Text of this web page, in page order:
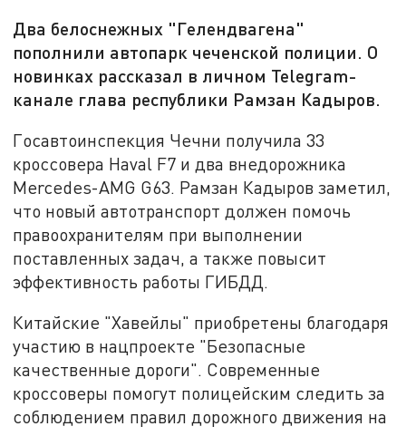
Два белоснежных "Гелендвагена"
пополнили автопарк чеченской полиции. О
новинках рассказал в личном Telegram-
канале глава республики Рамзан Кадыров.
Госавтоинспекция Чечни получила 33
кроссовера Haval F7 и два внедорожника
Mercedes-AMG G63. Рамзан Кадыров заметил,
что новый автотранспорт должен помочь
правоохранителям при выполнении
поставленных задач, а также повысит
эффективность работы ГИБДД.
Китайские "Хавейлы" приобретены благодаря
участию в нацпроекте "Безопасные
качественные дороги". Современные
кроссоверы помогут полицейским следить за
соблюдением правил дорожного движения на